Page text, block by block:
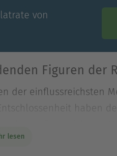
von
Figuren der
der einflussreichsten
haben
haben
lesen